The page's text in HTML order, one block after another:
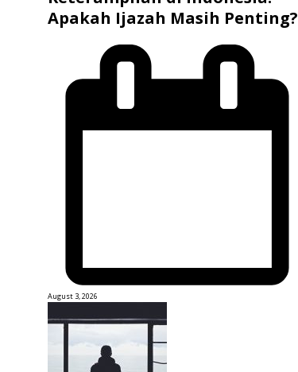
Apakah Ijazah Masih Penting?
August 3, 2026